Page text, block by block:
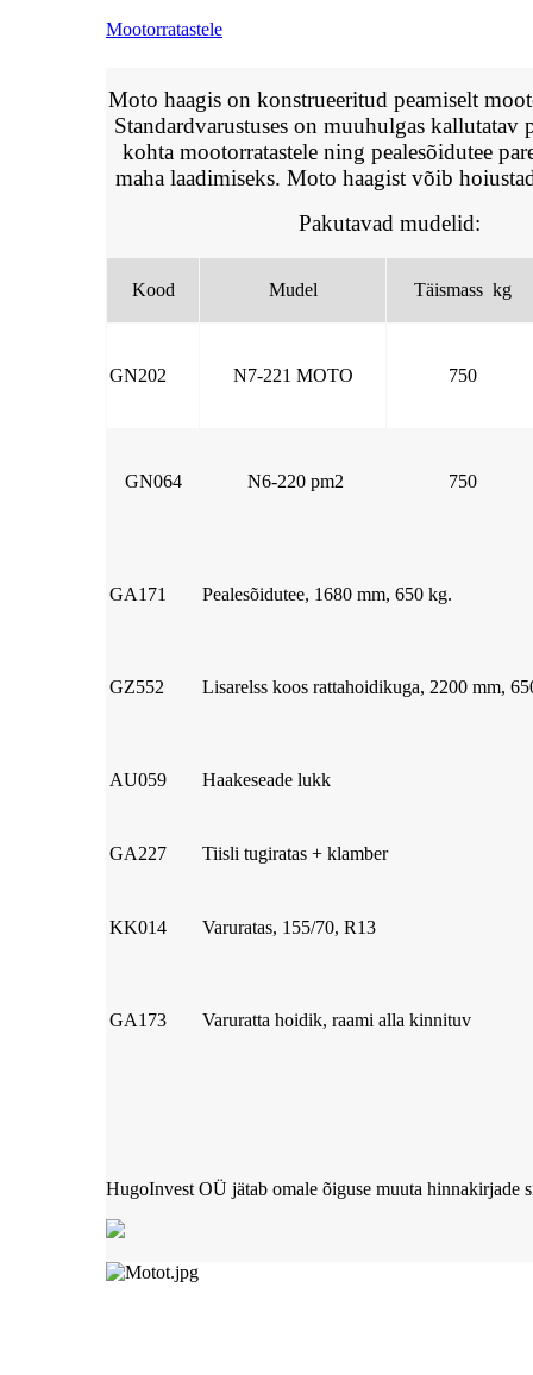
Mootorratastele
Moto haagis on konstrueeritud peamiselt
Standardvarustuses on muuhulgas
kohta mootorratastele ning pealesõidutee
maha laadimiseks. Moto haagist võib
Pakutavad mudelid:
Kood Mudel Täismass kg
GN202 N7-221 MOTO 750
GN064 N6-220 pm2 750
GA171 Pealesõidutee, 1680 mm, 650 kg.
GZ552 Lisarelss koos rattahoidikuga, 2200 mm,
AU059 Haakeseade lukk
GA227 Tiisli tugiratas + klamber
KK014 Varuratas, 155/70, R13
GA173 Varuratta hoidik, raami alla kinnituv
HugoInvest OÜ jätab omale õiguse muuta hinnakirjade